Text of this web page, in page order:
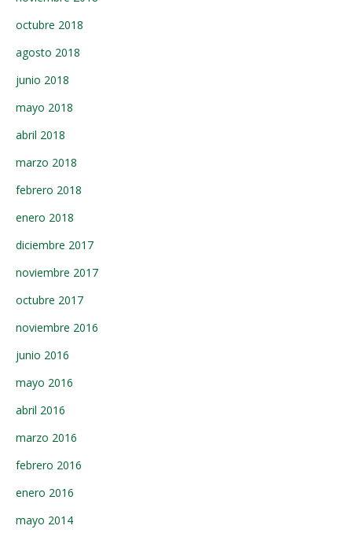
octubre 2018
agosto 2018
junio 2018
mayo 2018
abril 2018
marzo 2018
febrero 2018
enero 2018
diciembre 2017
noviembre 2017
octubre 2017
noviembre 2016
junio 2016
mayo 2016
abril 2016
marzo 2016
febrero 2016
enero 2016
mayo 2014